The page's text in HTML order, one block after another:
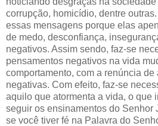
corrupção, homicídio, dentre
essas mensagens porque elas
de medo, desconfiança,
negativos. Assim sendo, faz-se
pensamentos negativos na vida
comportamento, com a renúncia
negativas. Com efeito, faz-se
aquilo que atormenta a vida, o que
seguir os ensinamentos do Senhor
se você tiver fé na Palavra do